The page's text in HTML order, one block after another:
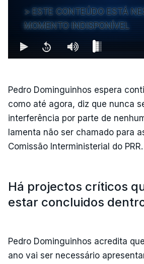
ESTE CONTEÚDO ESTÁ
MOMENTO INDISPONÍVEL
Pedro Dominguinhos espera
como até agora, diz que nunca
interferência por parte de
lamenta não ser chamado para
Comissão Interministerial do PRR.
Há projectos críticos
estar concluidos
Pedro Dominguinhos acredita
ano vai ser necessário